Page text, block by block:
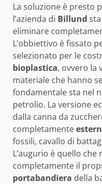
La soluzione è presto
l’azienda di Billund
eliminare
L’obbiettivo è fissato
selezionato per le
bioplastica, ovvero la
materiale che hanno
fondamentale sta nel
petrolio. La versione
dalla canna da
completamente
fossili, cavallo di
L’augurio è quello
completamente il
portabandiera della